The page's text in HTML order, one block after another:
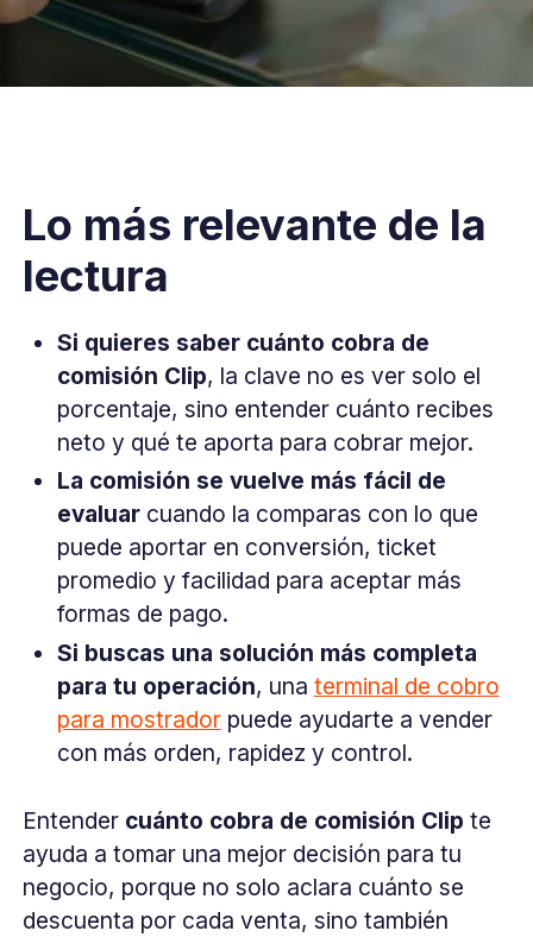
Lo más relevante de la
lectura
Si quieres saber cuánto cobra de
comisión Clip, la clave no es ver solo el
porcentaje, sino entender cuánto recibes
neto y qué te aporta para cobrar mejor.
La comisión se vuelve más fácil de
evaluarcuando la comparas con lo que
puede aportar en conversión, ticket
promedio y facilidad para aceptar más
formas de pago.
Si buscas una solución más completa
para tu operación, una terminal de cobro
para mostradorpuede ayudarte a vender
con más orden, rapidez y control.
Entender cuánto cobra de comisión Clip te
ayuda a tomar una mejor decisión para tu
negocio, porque no solo aclara cuánto se
descuenta por cada venta, sino también